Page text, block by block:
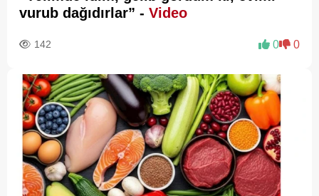
vurub dağıdırlar” - Video
142 0 0